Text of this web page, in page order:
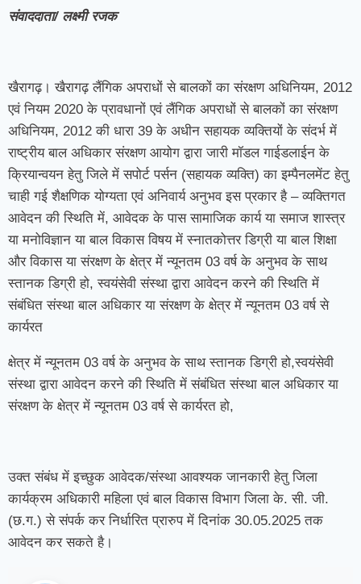
संवाददाता/ लक्ष्मी रजक
खैरागढ़। खैरागढ़ लैंगिक अपराधों से बालकों का संरक्षण अधिनियम, 2012
एवं नियम 2020 के प्रावधानों एवं लैंगिक अपराधों से बालकों का संरक्षण
अधिनियम, 2012 की धारा 39 के अधीन सहायक व्यक्तियों के संदर्भ में
राष्ट्रीय बाल अधिकार संरक्षण आयोग द्वारा जारी मॉडल गाईडलाईन के
क्रियान्वयन हेतु जिले में सपोर्ट पर्सन (सहायक व्यक्ति) का इम्पैनलमेंट हेतु
चाही गई शैक्षणिक योग्यता एवं अनिवार्य अनुभव इस प्रकार है – व्यक्तिगत
आवेदन की स्थिति में, आवेदक के पास सामाजिक कार्य या समाज शास्त्र
या मनोविज्ञान या बाल विकास विषय में स्नातकोत्तर डिग्री या बाल शिक्षा
और विकास या संरक्षण के क्षेत्र में न्यूनतम 03 वर्ष के अनुभव के साथ
स्तानक डिग्री हो, स्वयंसेवी संस्था द्वारा आवेदन करने की स्थिति में
संबंधित संस्था बाल अधिकार या संरक्षण के क्षेत्र में न्यूनतम 03 वर्ष से
कार्यरत
क्षेत्र में न्यूनतम 03 वर्ष के अनुभव के साथ स्तानक डिग्री हो,स्वयंसेवी
संस्था द्वारा आवेदन करने की स्थिति में संबंधित संस्था बाल अधिकार या
संरक्षण के क्षेत्र में न्यूनतम 03 वर्ष से कार्यरत हो,
उक्त संबंध में इच्छुक आवेदक/संस्था आवश्यक जानकारी हेतु जिला
कार्यक्रम अधिकारी महिला एवं बाल विकास विभाग जिला के. सी. जी.
(छ.ग.) से संपर्क कर निर्धारित प्रारुप में दिनांक 30.05.2025 तक
आवेदन कर सकते है।